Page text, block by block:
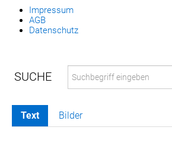
Impressum
AGB
Datenschutz
MELDUNGEN
Text Bilder